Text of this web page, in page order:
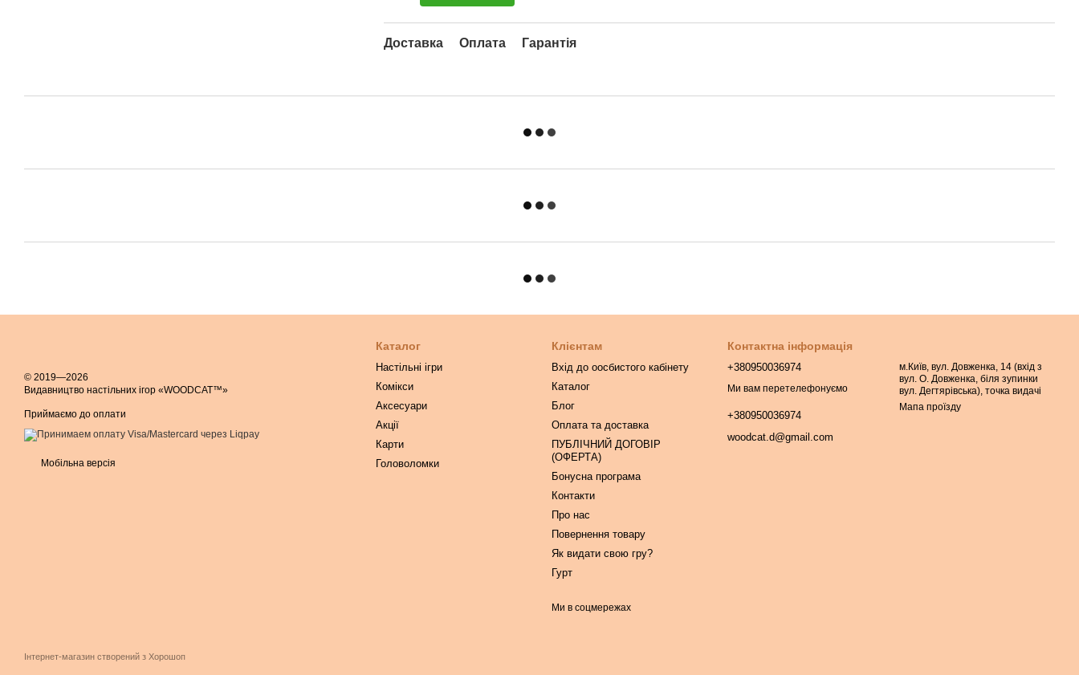
Доставка Оплата Гарантія
© 2019—2026
Видавництво настільних ігор «WOODCAT™»
Приймаємо до оплати
Мобільна версія
Інтернет-магазин створений з Хорошоп
Каталог
Настільні ігри
Комікси
Аксесуари
Акції
Карти
Головоломки
Клієнтам
Вхід до оосбистого кабінету
Каталог
Блог
Оплата та доставка
ПУБЛІЧНИЙ ДОГОВІР
(ОФЕРТА)
Бонусна програма
Контакти
Про нас
Повернення товару
Як видати свою гру?
Гурт
Ми в соцмережах
Контактна інформація
+380950036974
Ми вам перетелефонуємо
+380950036974
woodcat.d@gmail.com
м.Київ, вул. Довженка, 14 (вхід з
вул. О. Довженка, біля зупинки
вул. Дегтярівська), точка видачі
Мапа проїзду